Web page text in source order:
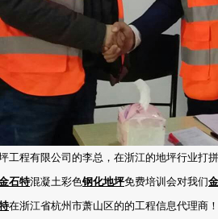
工程有限公司的李总，在浙江的地坪行业打
石特混凝土彩色钢化地坪免费培训会对我们
在浙江省杭州市萧山区的的工程信息代理商！